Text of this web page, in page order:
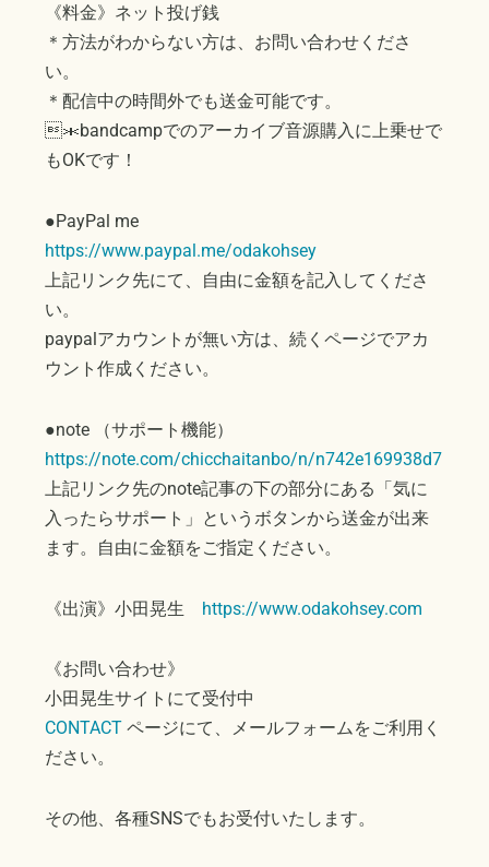
《料金》ネット投げ銭
＊方法がわからない方は、お問い合わせくださ
い。
＊配信中の時間外でも送金可能です。
＊bandcampでのアーカイブ音源購入に上乗せで
もOKです！
●PayPal me
https://www.paypal.me/odakohsey
上記リンク先にて、自由に金額を記入してくださ
い。
paypalアカウントが無い方は、続くページでアカ
ウント作成ください。
●note （サポート機能）
https://note.com/chicchaitanbo/n/n742e169938d7
上記リンク先のnote記事の下の部分にある「気に
入ったらサポート」というボタンから送金が出来
ます。自由に金額をご指定ください。
《出演》小田晃生 https://www.odakohsey.com
《お問い合わせ》
小田晃生サイトにて受付中
CONTACT ページにて、メールフォームをご利用く
ださい。
その他、各種SNSでもお受付いたします。